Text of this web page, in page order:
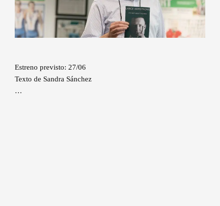
Estreno previsto: 27/06
Texto de Sandra Sánchez
…